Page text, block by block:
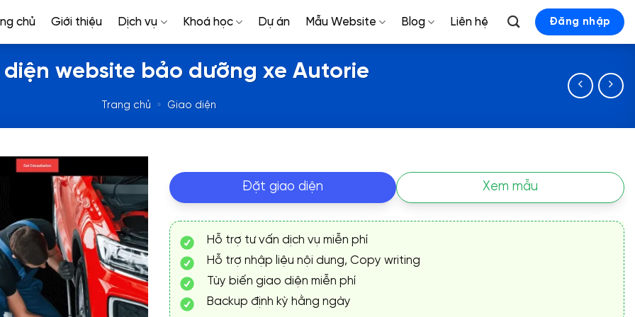
chủ Giới thiệu Dịch vụ Khoá học Dự án Mẫu Website Blog Liên hệ Đăng nhập
diện website bảo dưỡng xe Autorie
Trang chủ » Giao diện
Đặt giao diện Xem mẫu
Hỗ trợ tư vấn dịch vụ miễn phí
Hỗ trợ nhập liệu nội dung, Copy writing
Tùy biến giao diện miễn phí
Backup định kỳ hằng ngày